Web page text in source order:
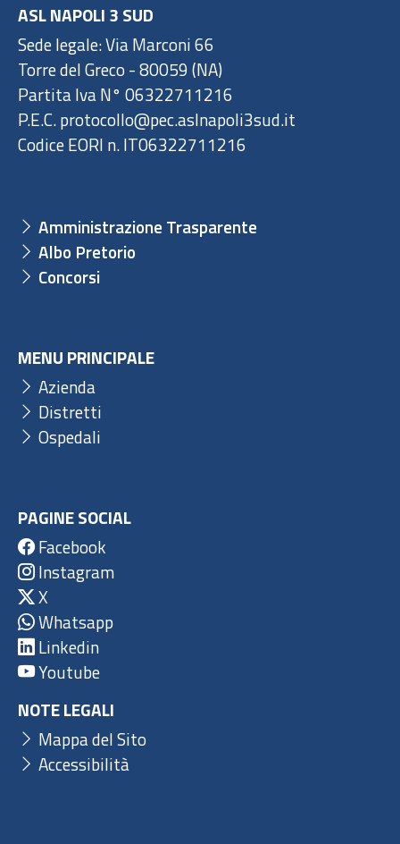
ASL NAPOLI 3 SUD
Sede legale: Via Marconi 66
Torre del Greco - 80059 (NA)
Partita Iva N° 06322711216
P.E.C. protocollo@pec.aslnapoli3sud.it
Codice EORI n. IT06322711216
Amministrazione Trasparente
Albo Pretorio
Concorsi
MENU PRINCIPALE
Azienda
Distretti
Ospedali
PAGINE SOCIAL
Facebook
Instagram
X
Whatsapp
Linkedin
Youtube
NOTE LEGALI
Mappa del Sito
Accessibilità